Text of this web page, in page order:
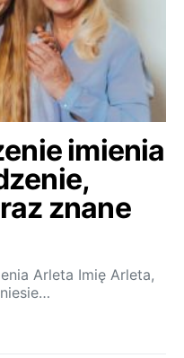
imienia
znane
Arleta Imię Arleta,